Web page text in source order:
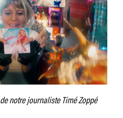
de notre journaliste Timé Zoppé